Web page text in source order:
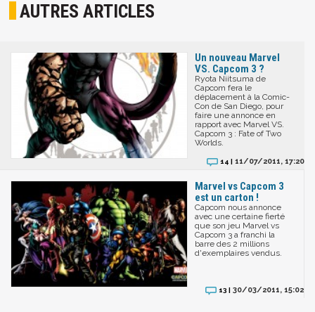
AUTRES ARTICLES
Un nouveau Marvel
VS. Capcom 3 ?
Ryota Niitsuma de
Capcom fera le
déplacement à la Comic-
Con de San Diego, pour
faire une annonce en
rapport avec Marvel VS.
Capcom 3 : Fate of Two
Worlds.
14 | 11/07/2011, 17:20
Marvel vs Capcom 3
est un carton !
Capcom nous annonce
avec une certaine fierté
que son jeu Marvel vs
Capcom 3 a franchi la
barre des 2 millions
d'exemplaires vendus.
13 | 30/03/2011, 15:02